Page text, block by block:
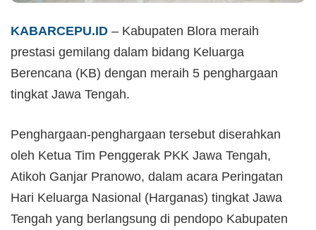
KABARCEPU.ID – Kabupaten Blora meraih
prestasi gemilang dalam bidang Keluarga
Berencana (KB) dengan meraih 5 penghargaan
tingkat Jawa Tengah.
Penghargaan-penghargaan tersebut diserahkan
oleh Ketua Tim Penggerak PKK Jawa Tengah,
Atikoh Ganjar Pranowo, dalam acara Peringatan
Hari Keluarga Nasional (Harganas) tingkat Jawa
Tengah yang berlangsung di pendopo Kabupaten